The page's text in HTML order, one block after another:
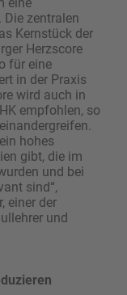
eine
Die zentralen
Kernstück der
Herzscore
für eine
in der Praxis
wird auch in
empfohlen, so
hohes
gibt, die im
und bei
sind“,
einer der
und